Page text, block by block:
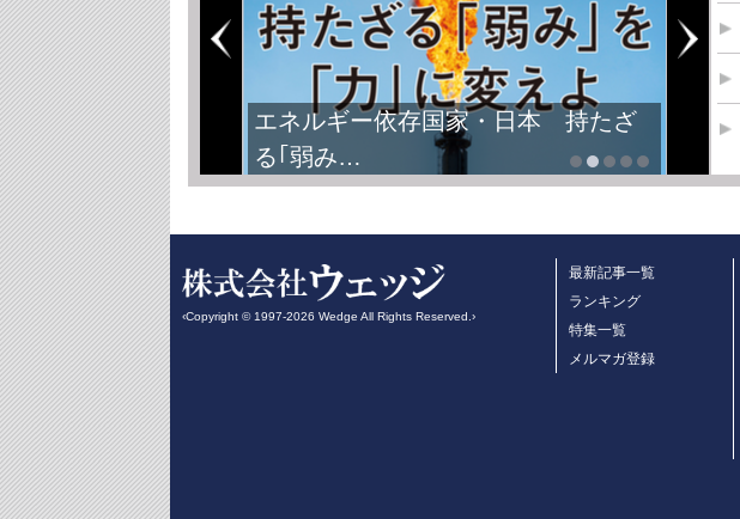
エネルギー依存国家・日本 持たざ
る｢弱み…
‹Copyright © 1997-2026 Wedge All Rights Reserved.›
最新記事一覧
ランキング
特集一覧
メルマガ登録